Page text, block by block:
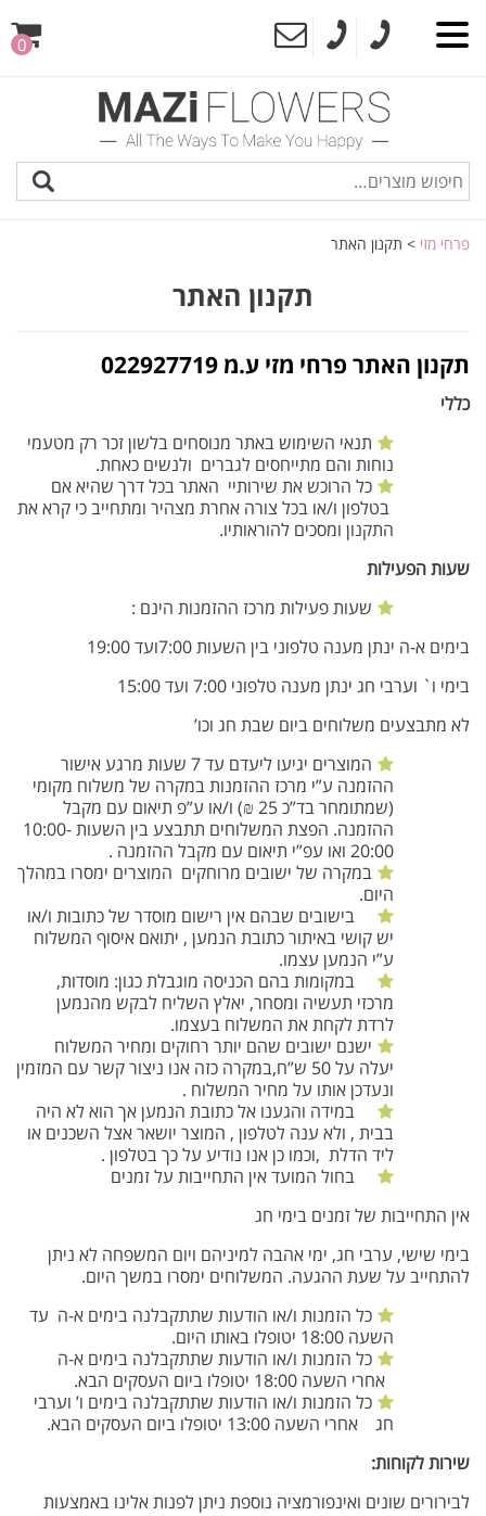
0
פרחי מזי > תקנון האתר
תקנון האתר
תקנון האתר פרחי מזי ע.מ 022927719
כללי
תנאי השימוש באתר מנוסחים בלשון זכר רק מטעמי
נוחות והם מתייחסים לגברים ולנשים כאחת.
כל הרוכש את שירותיי האתר בכל דרך שהיא אם
בטלפון ו/או בכל צורה אחרת מצהיר ומתחייב כי קרא את
התקנון ומסכים להוראותיו.
שעות הפעילות
שעות פעילות מרכז ההזמנות הינם :
בימים א-ה ינתן מענה טלפוני בין השעות 7:00ועד 19:00
בימי ו` וערבי חג ינתן מענה טלפוני 7:00 ועד 15:00
לא מתבצעים משלוחים ביום שבת חג וכו’
המוצרים יגיעו ליעדם עד 7 שעות מרגע אישור
ההזמנה ע”י מרכז ההזמנות במקרה של משלוח מקומי
(שמתומחר בד”כ 25 ₪) ו/או ע”פ תיאום עם מקבל
ההזמנה. הפצת המשלוחים תתבצע בין השעות 10:00-
20:00 ואו עפ”י תיאום עם מקבל ההזמנה .
במקרה של ישובים מרוחקים המוצרים ימסרו במהלך
היום.
בישובים שבהם אין רישום מוסדר של כתובות ו/או
יש קושי באיתור כתובת הנמען , יתואם איסוף המשלוח
ע”י הנמען עצמו.
במקומות בהם הכניסה מוגבלת כגון: מוסדות,
מרכזי תעשיה ומסחר, יאלץ השליח לבקש מהנמען
לרדת לקחת את המשלוח בעצמו.
ישנם ישובים שהם יותר רחוקים ומחיר המשלוח
יעלה על 50 ש”ח,במקרה כזה אנו ניצור קשר עם המזמין
ונעדכן אותו על מחיר המשלוח .
במידה והגענו אל כתובת הנמען אך הוא לא היה
בבית , ולא ענה לטלפון , המוצר יושאר אצל השכנים או
ליד הדלת ,וכמו כן אנו נודיע על כך בטלפון .
בחול המועד אין התחייבות על זמנים
אין התחייבות של זמנים בימי חג
בימי שישי, ערבי חג, ימי אהבה למיניהם ויום המשפחה לא ניתן
להתחייב על שעת ההגעה. המשלוחים ימסרו במשך היום.
כל הזמנות ו/או הודעות שתתקבלנה בימים א-ה עד
השעה 18:00 יטופלו באותו היום.
כל הזמנות ו/או הודעות שתתקבלנה בימים א-ה
אחרי השעה 18:00 יטופלו ביום העסקים הבא.
כל הזמנות ו/או הודעות שתתקבלנה בימים ו’ וערבי
חג אחרי השעה 13:00 יטופלו ביום העסקים הבא.
שירות לקוחות:
לבירורים שונים ואינפורמציה נוספת ניתן לפנות אלינו באמצעות